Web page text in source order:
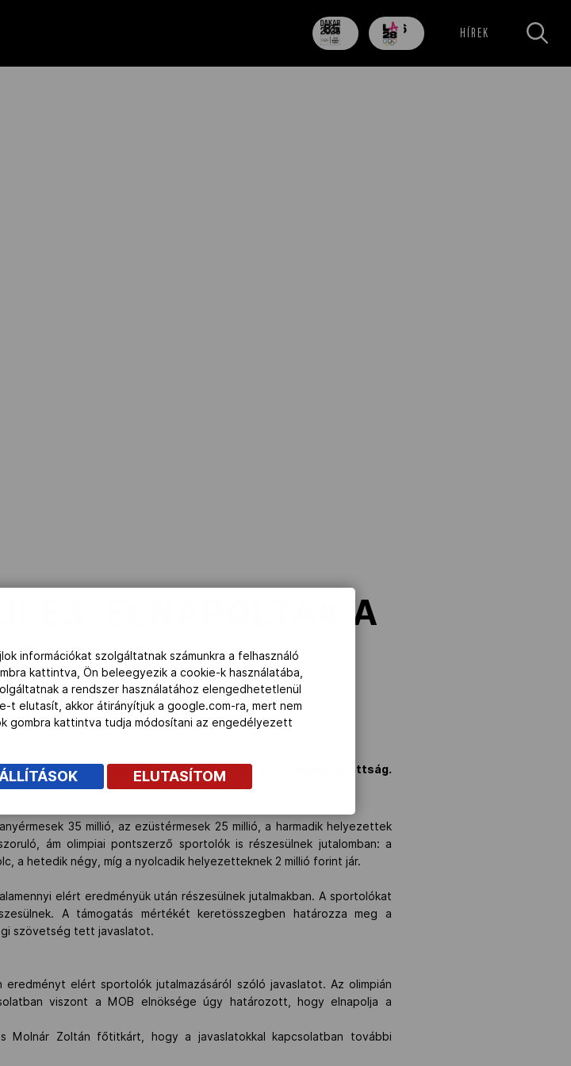
85
nap
706
nap HÍREK
ELNAPOLTÁK A
ülését a Borkai Zsolt által vezetetett Magyar Olimpiai Bizottság.
35 millió, az ezüstérmesek 25 millió, a harmadik helyezettek
ám olimpiai pontszerző sportolók is részesülnek jutalomban: a
a hetedik négy, míg a nyolcadik helyezetteknek 2 millió forint jár.
elért eredményük után részesülnek jutalmakban. A sportolókat
A támogatás mértékét keretösszegben határozza meg a
szövetség tett javaslatot.
elért sportolók jutalmazásáról szóló javaslatot. Az olimpián
viszont a MOB elnöksége úgy határozott, hogy elnapolja a
Molnár Zoltán főtitkárt, hogy a javaslatokkal kapcsolatban további
információkat szolgáltatnak számunkra a felhasználó
kattintva, Ön beleegyezik a cookie-k használatába,
a rendszer használatához elengedhetetlenül
t elutasít, akkor átirányítjuk a google.com-ra, mert nem
gombra kattintva tudja módosítani az engedélyezett
ELUTASÍTOM